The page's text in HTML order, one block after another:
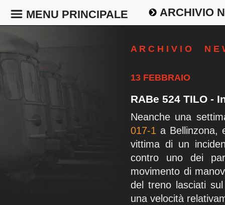
MENU PRINCIPALE ARCHIVIO
A R C H I V I O N E
13 FEBBRAIO
RABe 524 TILO -
Neanche una
017-1 a Bellinzona,
vittima di un
contro uno dei
movimento di
del treno lasciati
una velocità